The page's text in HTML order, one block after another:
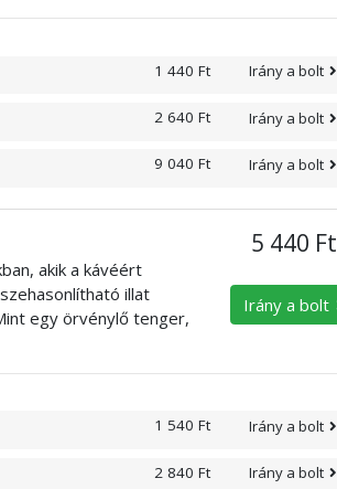
származó
1 440 Ft Irány a bolt
2 640 Ft Irány a bolt
9 040 Ft Irány a bolt
akik a kávéért
illat
egy örvénylő tenger,
tartja. Egyhangúan
5 440 Ft
Irány a bolt
1 540 Ft Irány a bolt
2 840 Ft Irány a bolt